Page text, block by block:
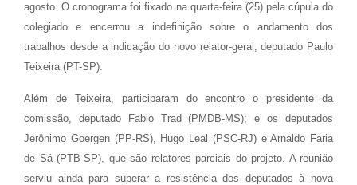
agosto. O cronograma foi fixado na quarta-feira (25) pela cúpula do
colegiado e encerrou a indefinição sobre o andamento dos
trabalhos desde a indicação do novo relator-geral, deputado Paulo
Teixeira (PT-SP).
Além de Teixeira, participaram do encontro o presidente da
comissão, deputado Fabio Trad (PMDB-MS); e os deputados
Jerônimo Goergen (PP-RS), Hugo Leal (PSC-RJ) e Arnaldo Faria
de Sá (PTB-SP), que são relatores parciais do projeto. A reunião
serviu ainda para superar a resistência dos deputados à nova